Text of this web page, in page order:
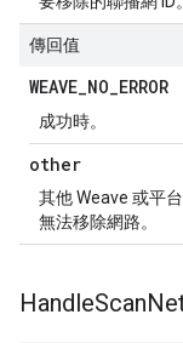
傳回值
WEAVE_NO_ERROR
成功時。
other
其他 Weave 或平
無法移除網路。
HandleScan